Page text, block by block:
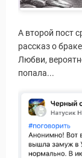
А второй пост
рассказ о
Любви,
попала...